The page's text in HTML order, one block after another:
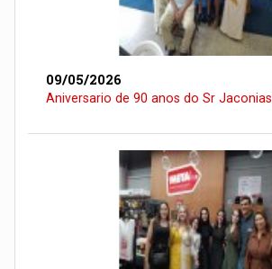
09/05/2026
Aniversario de 90 anos do Sr Jaconias